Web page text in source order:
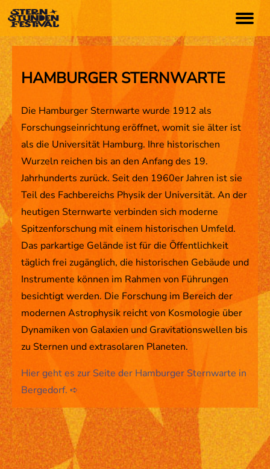
TICKETS
ARTISTS
Programm
Timetable
Festival App
INFO
Anfahrt
Lageplan
FAQs
Mission Statement
Sternwarte
Rückblick 23/24
Rückblick 25
KONTAKT
Support Us!
Impressum
Datenschutz
AGB
HAMBURGER STERNWARTE
Die Hamburger Sternwarte wurde 1912 als
Forschungseinrichtung eröffnet, womit sie älter ist
als die Universität Hamburg. Ihre historischen
Wurzeln reichen bis an den Anfang des 19.
Jahrhunderts zurück. Seit den 1960er Jahren ist sie
Teil des Fachbereichs Physik der Universität. An der
heutigen Sternwarte verbinden sich moderne
Spitzenforschung mit einem historischen Umfeld.
Das parkartige Gelände ist für die Öffentlichkeit
täglich frei zugänglich, die historischen Gebäude und
Instrumente können im Rahmen von Führungen
besichtigt werden. Die Forschung im Bereich der
modernen Astrophysik reicht von Kosmologie über
Dynamiken von Galaxien und Gravitationswellen bis
zu Sternen und extrasolaren Planeten.
Hier geht es zur Seite der Hamburger Sternwarte in
Bergedorf. ➪